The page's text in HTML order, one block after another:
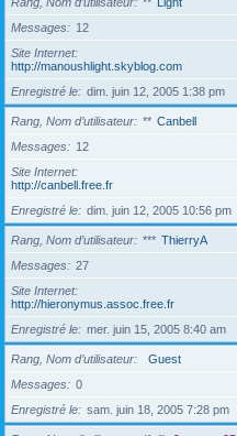
Messages
12
Site Internet
http://manoushlight.skyblog.com
Enregistré le
dim. juin 12, 2005 1:38 pm
Rang, Nom d’utilisateur ** Canbell
Messages
12
Site Internet
http://canbell.free.fr
Enregistré le
dim. juin 12, 2005 10:56 pm
Rang, Nom d’utilisateur *** ThierryA
Messages
27
Site Internet
http://hieronymus.assoc.free.fr
Enregistré le
mer. juin 15, 2005 8:40 am
Rang, Nom d’utilisateur
Guest
Messages
0
Enregistré le
sam. juin 18, 2005 7:28 pm